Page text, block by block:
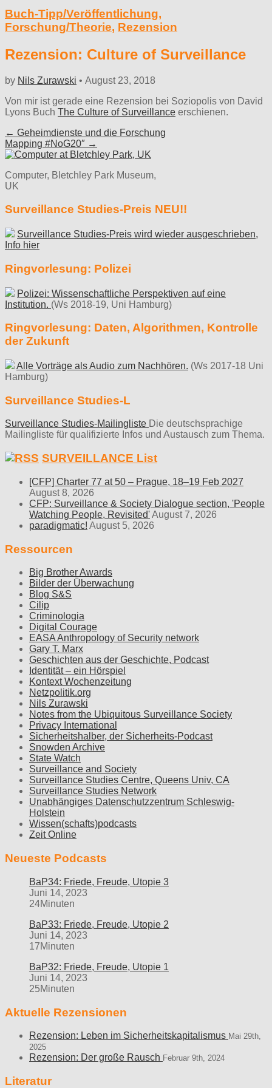
Buch-Tipp/Veröffentlichung,
Forschung/Theorie, Rezension
Rezension: Culture of Surveillance
by Nils Zurawski • August 23, 2018
Von mir ist gerade eine Rezension bei Soziopolis von David
Lyons Buch The Culture of Surveillance erschienen.
Post
navigation
← Geheimdienste und die Forschung
Mapping #NoG20″ →
Computer, Bletchley Park Museum,
UK
Surveillance Studies-Preis NEU!!
Surveillance Studies-Preis wird wieder ausgeschrieben,
Info hier
Ringvorlesung: Polizei
Polizei: Wissenschaftliche Perspektiven auf eine
Institution. (Ws 2018-19, Uni Hamburg)
Ringvorlesung: Daten, Algorithmen, Kontrolle
der Zukunft
Alle Vorträge als Audio zum Nachhören. (Ws 2017-18 Uni
Hamburg)
Surveillance Studies-L
Surveillance Studies-Mailingliste Die deutschsprachige
Mailingliste für qualifizierte Infos und Austausch zum Thema.
SURVEILLANCE List
[CFP] Charter 77 at 50 – Prague, 18–19 Feb 2027
August 8, 2026
CFP: Surveillance & Society Dialogue section, 'People
Watching People, Revisited'August 7, 2026
paradigmatic! August 5, 2026
Ressourcen
Big Brother Awards
Bilder der Überwachung
Blog S&S
Cilip
Criminologia
Digital Courage
EASA Anthropology of Security network
Gary T. Marx
Geschichten aus der Geschichte, Podcast
Identität – ein Hörspiel
Kontext Wochenzeitung
Netzpolitik.org
Nils Zurawski
Notes from the Ubiquitous Surveillance Society
Privacy International
Sicherheitshalber, der Sicherheits-Podcast
Snowden Archive
State Watch
Surveillance and Society
Surveillance Studies Centre, Queens Univ, CA
Surveillance Studies Network
Unabhängiges Datenschutzzentrum Schleswig-
Holstein
Wissen(schafts)podcasts
Zeit Online
Neueste Podcasts
BaP34: Friede, Freude, Utopie 3
Juni 14, 2023
24Minuten
BaP33: Friede, Freude, Utopie 2
Juni 14, 2023
17Minuten
BaP32: Friede, Freude, Utopie 1
Juni 14, 2023
25Minuten
Aktuelle Rezensionen
Rezension: Leben im Sicherheitskapitalismus Mai 29th,
2025
Rezension: Der große Rausch Februar 9th, 2024
Literatur